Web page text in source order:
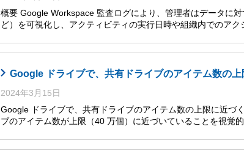
概要 Google Workspace 監査ログにより、管理者はデータに
ど）を可視化し、アクティビティの実行日時や組織内でのアク
Google ドライブで、共有ドライブのアイテム数の
2024年3月15日
Google ドライブで、共有ドライブのアイテム数の上限に近
ブのアイテム数が上限（40 万個）に近づいていることを視覚